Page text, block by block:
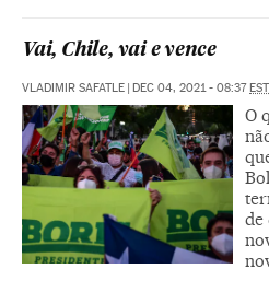
Vai, Chile, vai e vence
VLADIMIR SAFATLE DEC 04, 2021 - 08:37 EST
O
de